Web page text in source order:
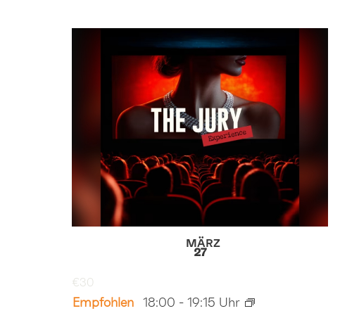
MÄRZ
27
Empfohlen 18:00 - 19:15
€30